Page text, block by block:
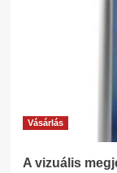
Vásárlás
A vizuális